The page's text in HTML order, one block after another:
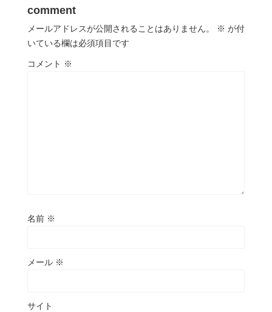
comment
メールアドレスが公開されることはありません。 ※ が付
いている欄は必須項目です
コメント ※
名前 ※
メール ※
サイト